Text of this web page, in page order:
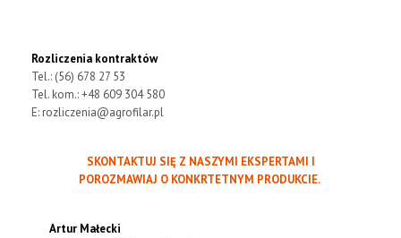
Rozliczenia kontraktów
Tel.: (56) 678 27 53
Tel. kom.: +48 609 304 580
E: rozliczenia@agrofilar.pl
SKONTAKTUJ SIĘ Z NASZYMI EKSPERTAMI I
POROZMAWIAJ O KONKRTETNYM PRODUKCIE.
Artur Małecki